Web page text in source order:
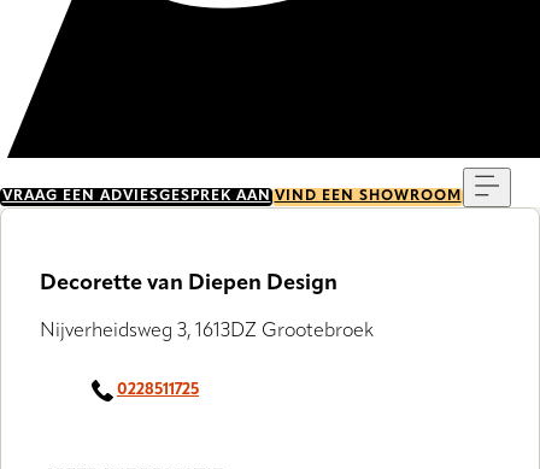
VRAAG EEN ADVIESGESPREK AAN VIND EEN SHOWROOM
Decorette van Diepen Design
Nijverheidsweg 3, 1613DZ Grootebroek
0228511725